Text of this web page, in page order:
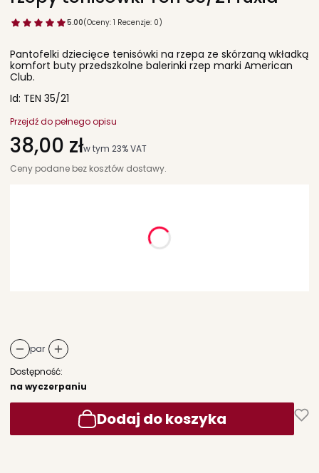
5.00(Oceny: 1 Recenzje: 0)
Pantofelki dziecięce tenisówki na rzepa ze skórzaną wkładką
komfort buty przedszkolne balerinki rzep marki American
Club.
Id: TEN 35/21
Przejdź do pełnego opisu
Cena
38,00 złw tym 23% VAT
w tym 23%VAT
Ceny podane bez kosztów dostawy.
par
Dostępność:
na wyczerpaniu
Dodaj do koszyka